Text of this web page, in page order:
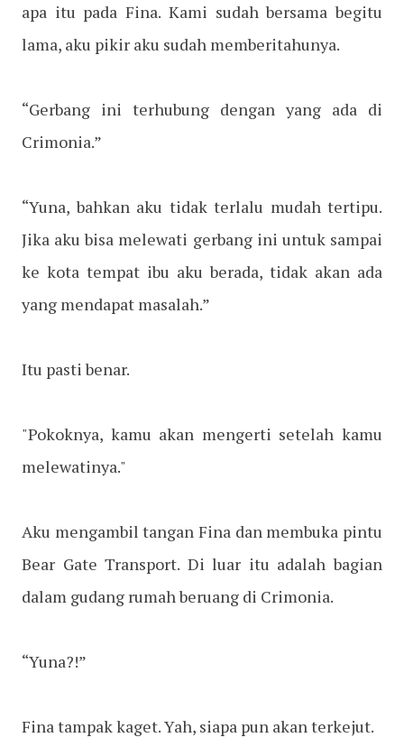
apa itu pada Fina. Kami sudah bersama begitu
lama, aku pikir aku sudah memberitahunya.
“Gerbang ini terhubung dengan yang ada di
Crimonia.”
“Yuna, bahkan aku tidak terlalu mudah tertipu.
Jika aku bisa melewati gerbang ini untuk sampai
ke kota tempat ibu aku berada, tidak akan ada
yang mendapat masalah.”
Itu pasti benar.
"Pokoknya, kamu akan mengerti setelah kamu
melewatinya."
Aku mengambil tangan Fina dan membuka pintu
Bear Gate Transport. Di luar itu adalah bagian
dalam gudang rumah beruang di Crimonia.
“Yuna?!”
Fina tampak kaget. Yah, siapa pun akan terkejut.